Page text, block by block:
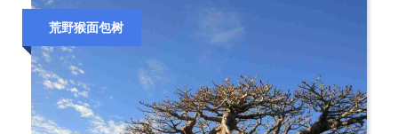
荒野猴面包树